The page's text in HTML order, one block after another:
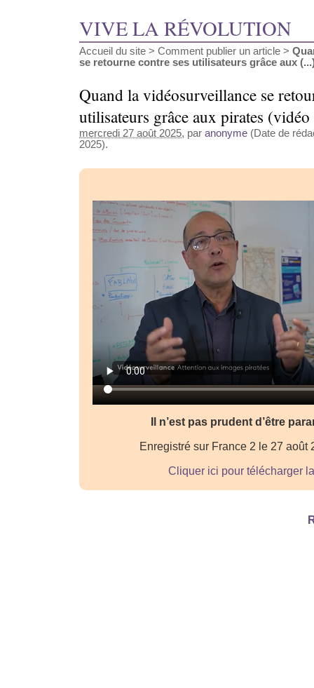
VIVE LA RÉVOLUTION
Accueil du site > Comment publier un article >
se retourne contre ses utilisateurs grâce aux
Quand la vidéosurveillance se
utilisateurs grâce aux pirates
mercredi 27 août 2025, par anonyme (Date de
2025).
Il n’est pas prudent d’être
Enregistré sur France 2 le 27 août
Cliquer ici pour télécharger